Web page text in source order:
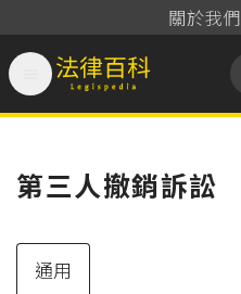
關於我們
法律百科 Legispedia
第三人撤銷訴訟
通用